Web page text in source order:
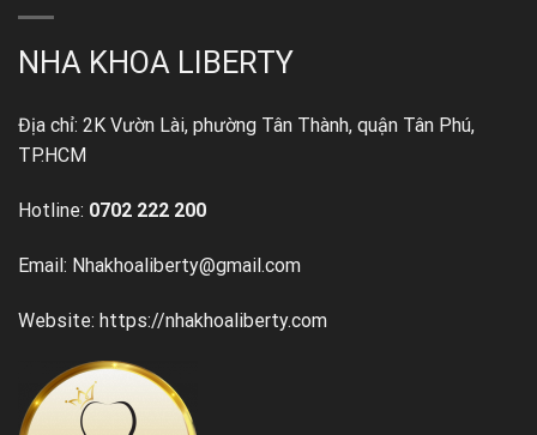
NHA KHOA LIBERTY
Địa chỉ: 2K Vườn Lài, phường Tân Thành, quận Tân Phú,
TP.HCM
Hotline: 0702 222 200
Email: Nhakhoaliberty@gmail.com
Website: https://nhakhoaliberty.com